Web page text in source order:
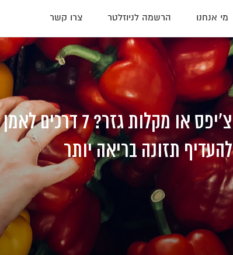
מי אנחנו הרשמה לניוזלטר צרו קשר
צ'יפס או מקלות גזר? 7
להעדיף תזונה בריאה יותר